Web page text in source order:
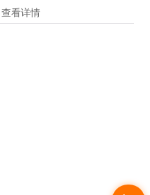
Invitrogen产品，囊括
Lipofectamine TM 2000
查看详情